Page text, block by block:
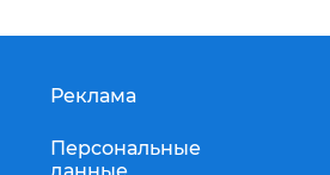
Реклама
Персональные
данные